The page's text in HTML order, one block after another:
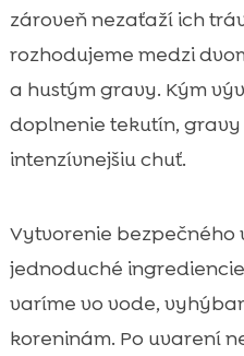
zároveň nezaťaží ich
rozhodujeme medzi
a hustým gravy. Kým
doplnenie tekutín,
intenzívnejšiu chuť.
Vytvorenie bezpečného
jednoduché
varíme vo vode,
koreninám. Po uvarení